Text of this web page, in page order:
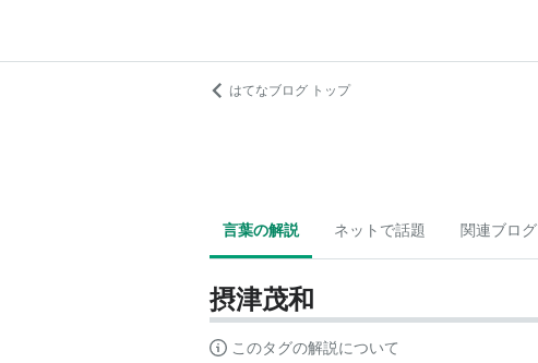
はてなブログ トップ
言葉の解説 ネットで話題 関連ブログ
摂津茂和
このタグの解説について